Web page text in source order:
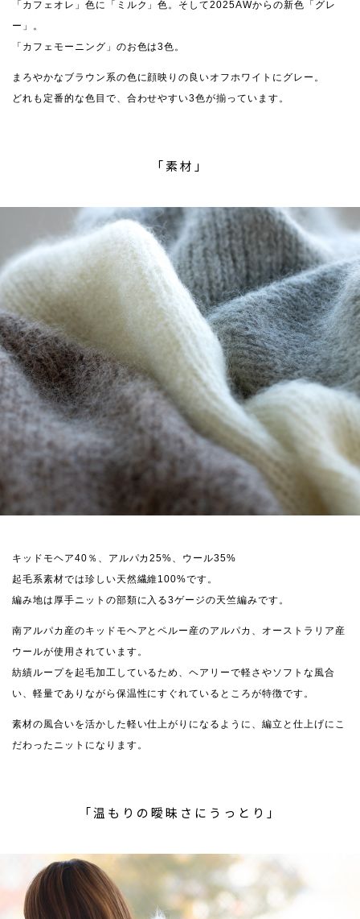
「カフェオレ」色に「ミルク」色。そして2025AWからの新色「グレ
ー」。
「カフェモーニング」のお色は3色。
まろやかなブラウン系の色に顔映りの良いオフホワイトにグレー。
どれも定番的な色目で、合わせやすい3色が揃っています。
「素材」
キッドモヘア40％、アルパカ25%、ウール35%
起毛系素材では珍しい天然繊維100%です。
編み地は厚手ニットの部類に入る3ゲージの天竺編みです。
南アルパカ産のキッドモヘアとペルー産のアルパカ、オーストラリア産
ウールが使用されています。
紡績ループを起毛加工しているため、ヘアリーで軽さやソフトな風合
い、軽量でありながら保温性にすぐれているところが特徴です。
素材の風合いを活かした軽い仕上がりになるように、編立と仕上げにこ
だわったニットになります。
「温もりの曖昧さにうっとり」